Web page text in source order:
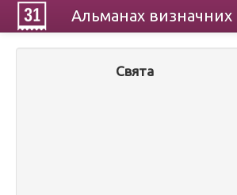
Альманах визначних
Свята